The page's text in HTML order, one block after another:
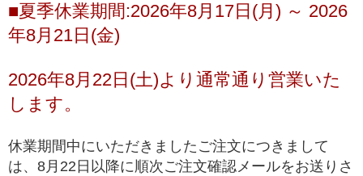
※上記の階級は、主に産出量の最も多いゴールドルチルクォーツを対象に適
用している基準となります。ビーズへの加工が少ない希少な色味の種類にお
チルクォーツと同じ基準値で品質を測ることが難しく、高品質以上の品質階
級を基本的に定めておりません。
*1 トップクオリティは、品質が最も高いという意味で一般に用いられ、最
■夏季休業期間:2026年8月17日(月) ～ 2026
年8月21日(金)
2026年8月22日(土)より通常通り営業いた
します。
休業期間中にいただきましたご注文につきまして
は、8月22日以降に順次ご注文確認メールをお送りさ